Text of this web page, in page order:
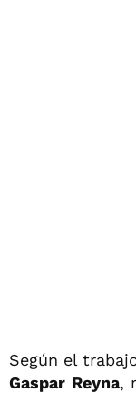
Según el
Gaspar Reyna,